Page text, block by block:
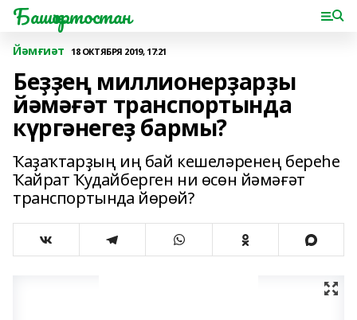
Башҡортостан
Йәмғиәт 18 ОКТЯБРЯ 2019, 17:21
Беҙҙең миллионерҙарҙы
йәмәғәт транспортында
күргәнегеҙ бармы?
Ҡаҙаҡтарҙың иң бай кешеләренең береһе
Ҡайрат Ҡудайберген ни өсөн йәмәғәт
транспортында йөрөй?